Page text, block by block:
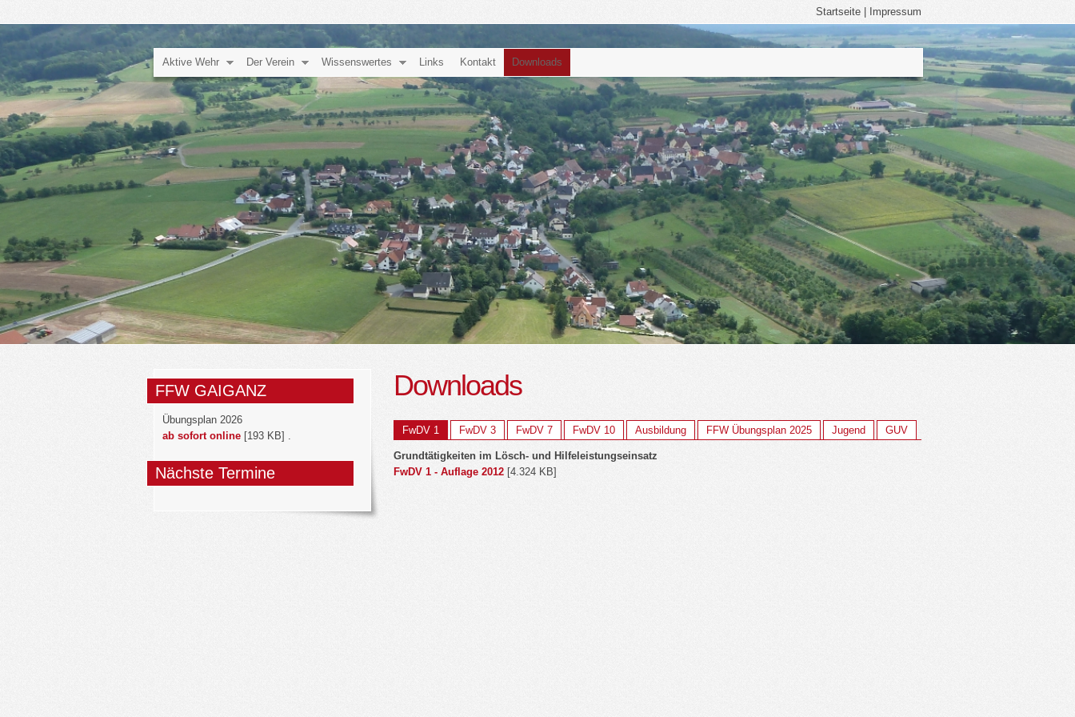
Startseite Impressum
Aktive Wehr Der Verein Wissenswertes Links Kontakt Downloads
Downloads
FwDV 1 FwDV 3 FwDV 7 FwDV 10 Ausbildung FFW Übungsplan 2025 Jugend GUV
Grundtätigkeiten im Lösch- und Hilfeleistungseinsatz
FwDV 1 - Auflage 2012 [4.324 KB]
FFW GAIGANZ
Übungsplan 2026
ab sofort online [193 KB] .
Nächste Termine